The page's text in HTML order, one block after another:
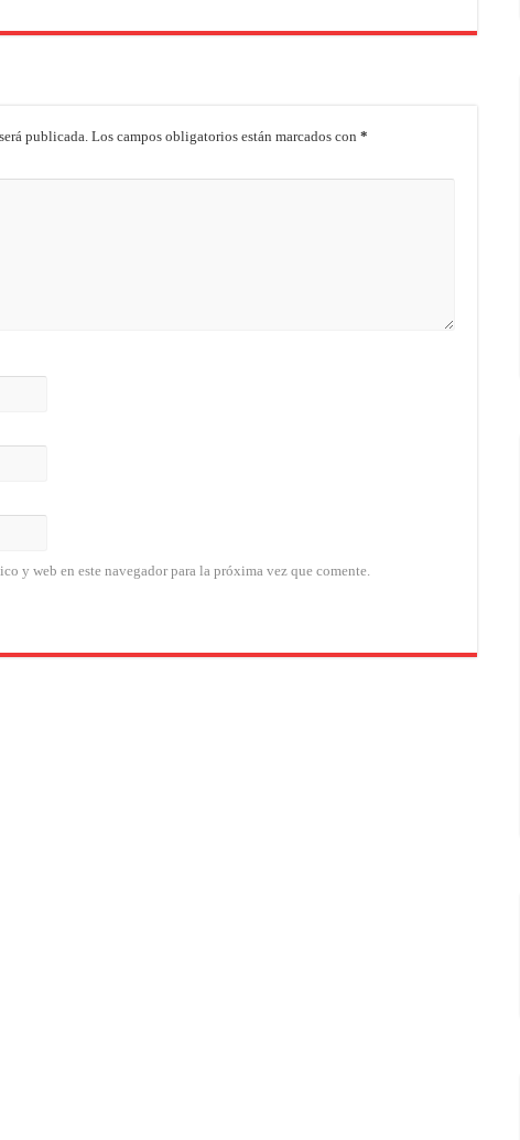
publicada. Los campos obligatorios están marcados con *
y web en este navegador para la próxima vez que comente.